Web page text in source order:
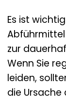
Es ist
zur
Wenn Sie
leiden,
die